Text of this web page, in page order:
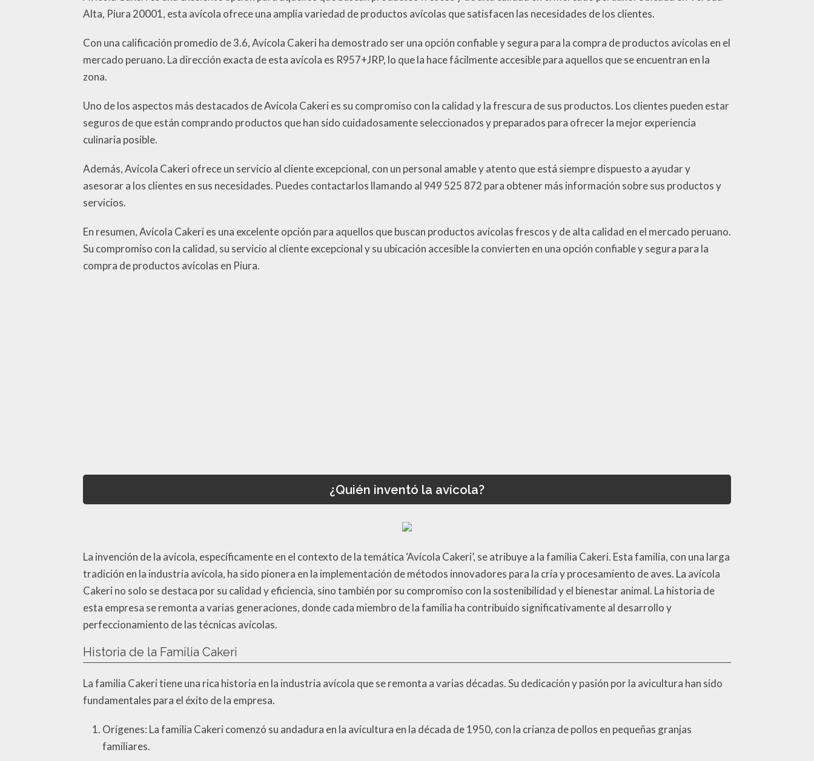
Alta, Piura 20001, esta avícola ofrece una amplia variedad de productos avícolas que satisfacen las necesidades de los clientes.
Con una calificación promedio de 3.6, Avícola Cakeri ha demostrado ser una opción confiable y segura para la compra de productos avícolas en el
mercado peruano. La dirección exacta de esta avícola es R957+JRP, lo que la hace fácilmente accesible para aquellos que se encuentran en la
zona.
Uno de los aspectos más destacados de Avícola Cakeri es su compromiso con la calidad y la frescura de sus productos. Los clientes pueden estar
seguros de que están comprando productos que han sido cuidadosamente seleccionados y preparados para ofrecer la mejor experiencia
culinaria posible.
Además, Avícola Cakeri ofrece un servicio al cliente excepcional, con un personal amable y atento que está siempre dispuesto a ayudar y
asesorar a los clientes en sus necesidades. Puedes contactarlos llamando al 949 525 872 para obtener más información sobre sus productos y
servicios.
En resumen, Avícola Cakeri es una excelente opción para aquellos que buscan productos avícolas frescos y de alta calidad en el mercado peruano.
Su compromiso con la calidad, su servicio al cliente excepcional y su ubicación accesible la convierten en una opción confiable y segura para la
compra de productos avícolas en Piura.
¿Quién inventó la avícola?
La invención de la avícola, específicamente en el contexto de la temática ‘Avícola Cakeri’, se atribuye a la familia Cakeri. Esta familia, con una larga
tradición en la industria avícola, ha sido pionera en la implementación de métodos innovadores para la cría y procesamiento de aves. La avícola
Cakeri no solo se destaca por su calidad y eficiencia, sino también por su compromiso con la sostenibilidad y el bienestar animal. La historia de
esta empresa se remonta a varias generaciones, donde cada miembro de la familia ha contribuido significativamente al desarrollo y
perfeccionamiento de las técnicas avícolas.
Historia de la Familia Cakeri
La familia Cakeri tiene una rica historia en la industria avícola que se remonta a varias décadas. Su dedicación y pasión por la avicultura han sido
fundamentales para el éxito de la empresa.
Orígenes: La familia Cakeri comenzó su andadura en la avicultura en la década de 1950, con la crianza de pollos en pequeñas granjas
familiares.